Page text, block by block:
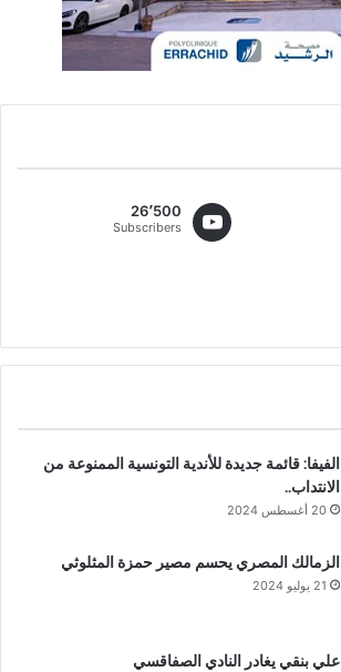
26٬500
Subscribers
الفيفا: قائمة جديدة للأندية التونسية الممنوعة من
الانتداب..
20 أغسطس 2024
الزمالك المصري يحسم مصير حمزة المثلوثي
21 يوليو 2024
علي بنقي يغادر النادي الصفاقسي